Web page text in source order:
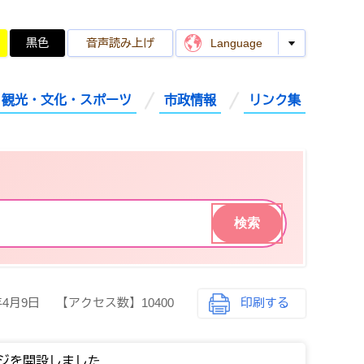
黒色 音声読み上げ Language
観光・文化・スポーツ 市政情報 リンク集
月9日 【アクセス数】 10400 印刷する
を開設しました